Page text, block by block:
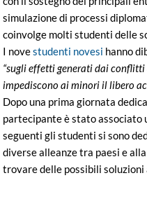
simulazione di processi
coinvolge molti studenti delle
I novestudenti novesi hanno
“sugli effetti generati dai
impediscono ai minori il libero
Dopo una prima giornata
partecipante è stato associato
seguenti gli studenti si sono
diverse alleanze tra paesi e
trovare delle possibili soluzioni